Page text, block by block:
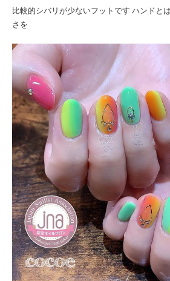
比較的シバリが少ないフットです ハンドと
さを